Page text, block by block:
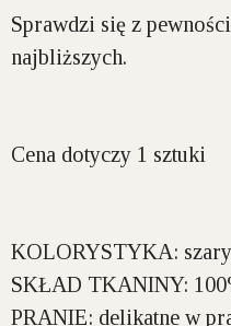
Sprawdzi się z
najbliższych.
Cena dotyczy 1 sztuki
KOLORYSTYKA:
SKŁAD TKANINY:
PRANIE: delikatne w